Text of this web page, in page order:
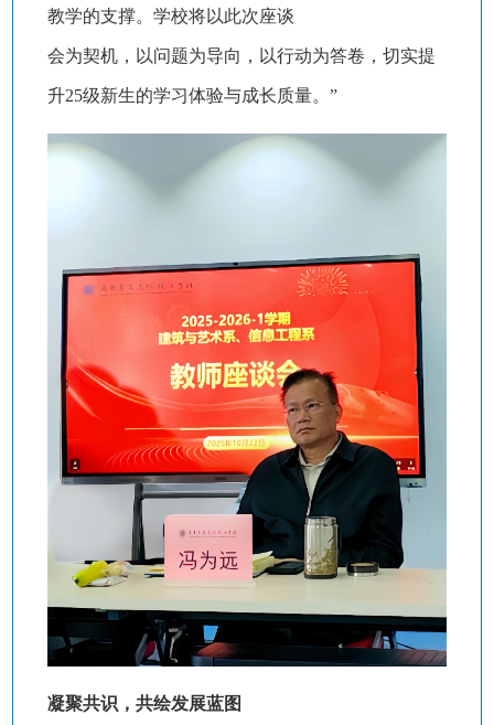
教学的支撑。学校将以此次座谈
会为契机，以问题为导向，以行动为答卷，切实提
升25级新生的学习体验与成长质量。”
凝聚共识，共绘发展蓝图